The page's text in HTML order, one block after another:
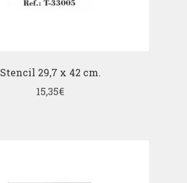
Stencil 29,7 x 42 cm.
15,35€